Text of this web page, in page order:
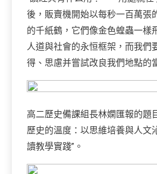
後，販賣機開始以每秒一百萬張
的千紙鶴，它們像金色蝗蟲一樣
人道與社會的永恒框架，而我們
得、思慮并嘗試改良我們地點的
高二歷史備課組長林嫻匯報的題
歷史的溫度：以思維培養與人文
讀教學實踐”。